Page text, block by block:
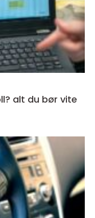
alt du bør vite